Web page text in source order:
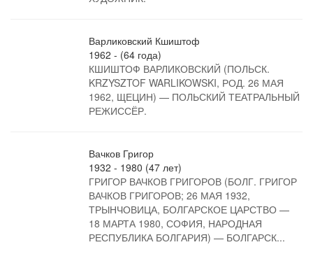
Варликовский Кшиштоф
1962 - (64 года)
КШИШТОФ ВАРЛИКОВСКИЙ (ПОЛЬСК.
KRZYSZTOF WARLIKOWSKI, РОД. 26 МАЯ
1962, ЩЕЦИН) — ПОЛЬСКИЙ ТЕАТРАЛЬНЫЙ
РЕЖИССЁР.
Вачков Григор
1932 - 1980 (47 лет)
ГРИГОР ВАЧКОВ ГРИГОРОВ (БОЛГ. ГРИГОР
ВАЧКОВ ГРИГОРОВ; 26 МАЯ 1932,
ТРЫНЧОВИЦА, БОЛГАРСКОЕ ЦАРСТВО —
18 МАРТА 1980, СОФИЯ, НАРОДНАЯ
РЕСПУБЛИКА БОЛГАРИЯ) — БОЛГАРСК...